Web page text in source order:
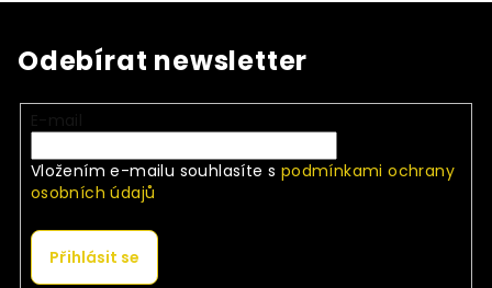
Odebírat newsletter
Vložením e-mailu souhlasíte s podmínkami ochrany
osobních údajů
Přihlásit se